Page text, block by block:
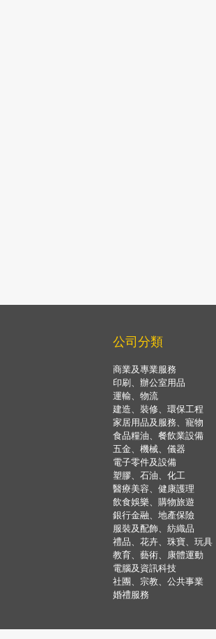
公司分類
商業及專業服務
印刷、辦公室用品
運輸、物流
建造、裝修、環保工程
家居用品及服務、寵物
食品糧油、餐飲業設備
五金、機械、儀器
電子零件及設備
塑膠、石油、化工
醫療美容、健康護理
飲食娛樂、購物旅遊
銀行金融、地產保險
服裝及配飾、紡織品
禮品、花卉、珠寶、玩具
教育、藝術、康體運動
電腦及資訊科技
社團、宗教、公共事業
婚禮服務